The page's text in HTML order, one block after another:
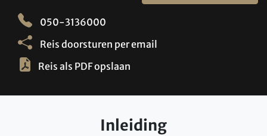
050-3136000
Reis doorsturen per email
Reis als PDF opslaan
Inleiding